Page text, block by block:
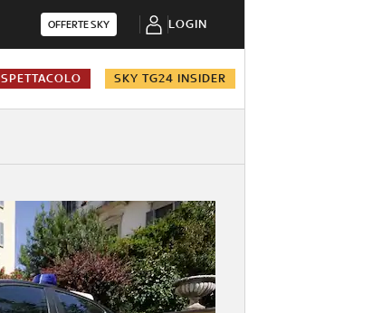
OFFERTE SKY LOGIN
SPETTACOLO SKY TG24 INSIDER